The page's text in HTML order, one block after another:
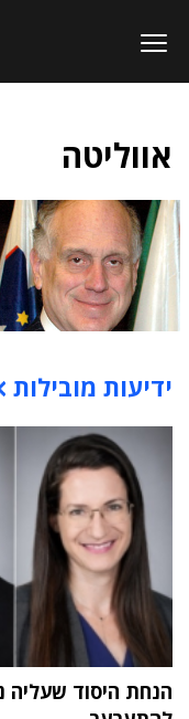
אווליטה
תוכן פרסומי
ידיעות מובילות
הנחת היסוד שעליה